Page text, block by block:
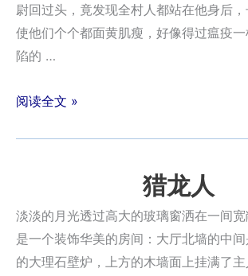
尉回过头，竟发现全村人都站在他身后
使他们个个都面黄肌瘦，好像得过瘟疫
陷的 …
阅读全文 »
猎龙人
淡淡的月光透过高大的玻璃窗洒在一间
是一个装饰华美的房间：大厅北墙的中
的大理石壁炉，上方的木墙面上挂满了